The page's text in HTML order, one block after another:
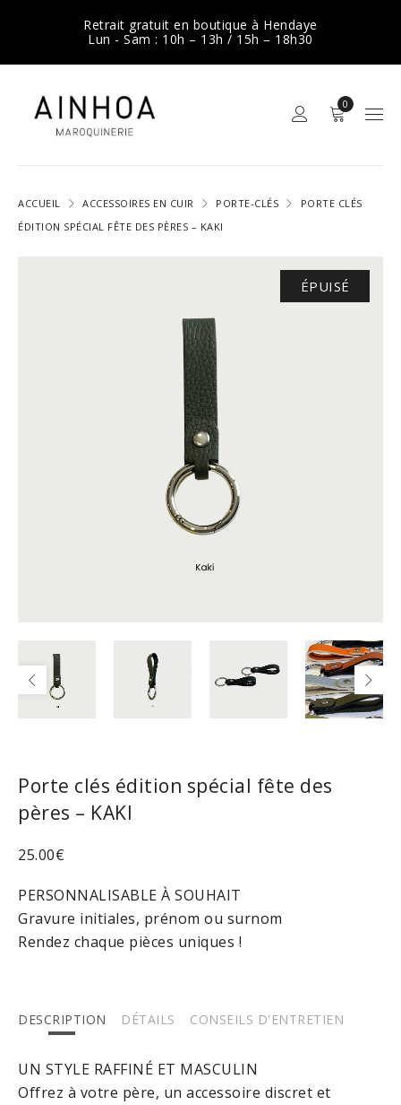
Retrait gratuit en boutique à Hendaye
Lun - Sam : 10h – 13h / 15h – 18h30
0
ACCUEIL ACCESSOIRES EN CUIR PORTE-CLÉS
PORTE CLÉS
ÉDITION SPÉCIAL FÊTE DES PÈRES – KAKI
ÉPUISÉ
Porte clés édition spécial fête des
pères – KAKI
25.00€
PERSONNALISABLE À SOUHAIT
Gravure initiales, prénom ou surnom
Rendez chaque pièces uniques !
DESCRIPTION DÉTAILS CONSEILS D'ENTRETIEN
UN STYLE RAFFINÉ ET MASCULIN
Offrez à votre père, un accessoire discret et